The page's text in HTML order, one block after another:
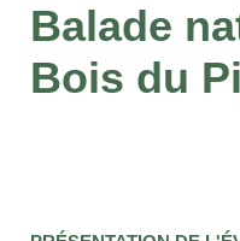
Balade
Bois du